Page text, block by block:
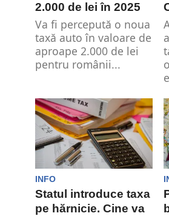
2.000 de lei în 2025
Va fi percepută o noua
taxă auto în valoare de
aproape 2.000 de lei
pentru românii...
INFO
Statul introduce taxa
pe hărnicie. Cine va